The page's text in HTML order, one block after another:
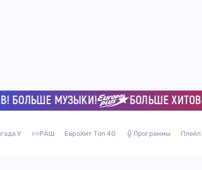
МУЗЫКИ! БОЛЬШЕ ХИТОВ!
У РАШ ЕвроХит Топ 40 Программы